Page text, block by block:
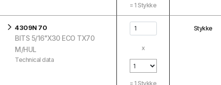
= 1 Stykke
4309N 70
BITS 5/16"X30 ECO TX70
M/HUL
Technical data
x
= 1 Stykke
Stykke